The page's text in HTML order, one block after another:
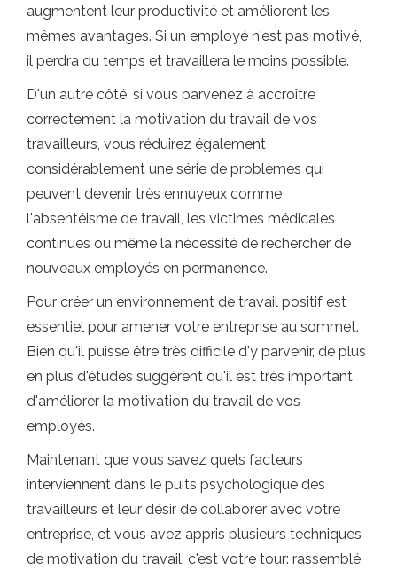
augmentent leur productivité et améliorent les
mêmes avantages. Si un employé n'est pas motivé,
il perdra du temps et travaillera le moins possible.
D'un autre côté, si vous parvenez à accroître
correctement la motivation du travail de vos
travailleurs, vous réduirez également
considérablement une série de problèmes qui
peuvent devenir très ennuyeux comme
l'absentéisme de travail, les victimes médicales
continues ou même la nécessité de rechercher de
nouveaux employés en permanence.
Pour créer un environnement de travail positif est
essentiel pour amener votre entreprise au sommet.
Bien qu'il puisse être très difficile d'y parvenir, de plus
en plus d'études suggèrent qu'il est très important
d'améliorer la motivation du travail de vos
employés.
Maintenant que vous savez quels facteurs
interviennent dans le puits psychologique des
travailleurs et leur désir de collaborer avec votre
entreprise, et vous avez appris plusieurs techniques
de motivation du travail, c'est votre tour: rassemblé